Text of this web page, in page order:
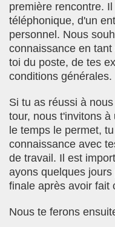
première rencontre.
téléphonique, d'un
personnel. Nous
connaissance en
toi du poste, de tes
conditions générales.
Si tu as réussi à
tour, nous t'invitons
le temps le permet,
connaissance avec
de travail. Il est
ayons quelques
finale après avoir fait
Nous te ferons